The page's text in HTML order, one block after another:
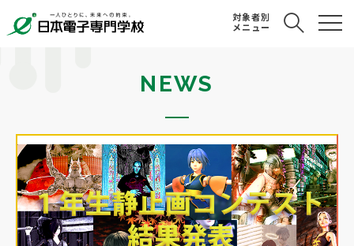
対象者別
メニュー
NEWS